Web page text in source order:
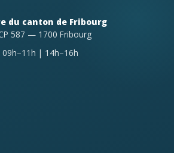
du canton de Fribourg
587 — 1700 Fribourg
09h–11h | 14h–16h